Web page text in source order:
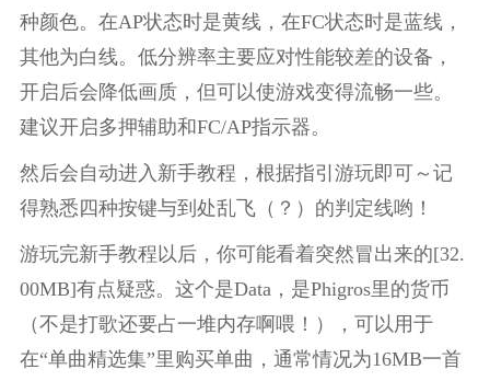
种颜色。在AP状态时是黄线，在FC状态时是蓝线，
其他为白线。低分辨率主要应对性能较差的设备，
开启后会降低画质，但可以使游戏变得流畅一些。
建议开启多押辅助和FC/AP指示器。
然后会自动进入新手教程，根据指引游玩即可～记
得熟悉四种按键与到处乱飞（？）的判定线哟！
游玩完新手教程以后，你可能看着突然冒出来的[32.
00MB]有点疑惑。这个是Data，是Phigros里的货币
（不是打歌还要占一堆内存啊喂！），可以用于
在“单曲精选集”里购买单曲，通常情况为16MB一首